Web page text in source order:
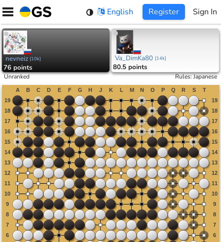
Skip
content
English Register Sign In
nevneiz [10k]
76 points
Va_DimKa80 [14k]
80.5 points
Unranked Rules:Japanese